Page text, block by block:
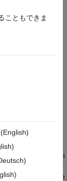
data
, this is
and
the external mode
こともできま